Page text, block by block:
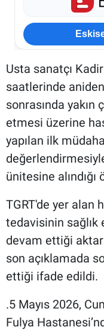
Usta sanatçı
saatlerinde aniden
sonrasında
etmesi üzerine
yapılan ilk
ünitesine alındığı
TGRT'de yer alan
tedavisinin sağlık
devam ettiği
son açıklamada
ettiği ifade edildi.
.5 Mayıs 2026,
Fulya